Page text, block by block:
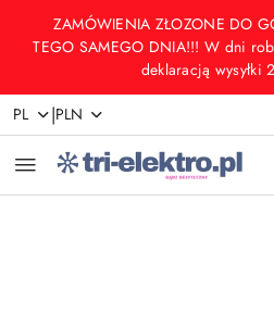
Przejdź do treści głównej
Przejdź do wyszukiwarki
Przejdź do moje konto
Przejdź do menu
Przejdź do opisu produktu
Przejdź do stopki
ZAMÓWIENIA ZŁOZONE DO
TEGO SAMEGO DNIA!!! W dni
deklaracją wysyłki
PL |PLN